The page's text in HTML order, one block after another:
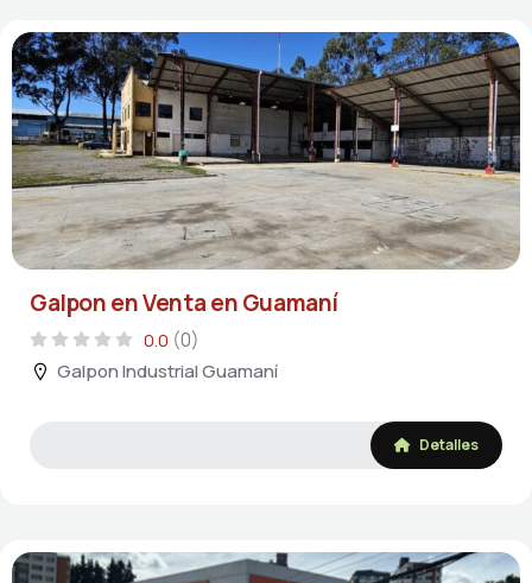
Galpon en Venta en Guamaní
0.0 (0)
Galpon Industrial Guamaní
Detalles